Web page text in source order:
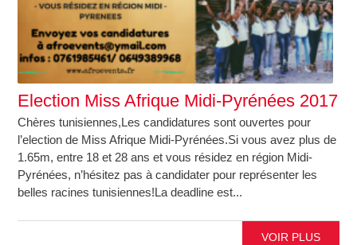
Election Miss Afrique Midi-Pyrénées 2017
Chères tunisiennes,Les candidatures sont ouvertes pour
l’election de Miss Afrique Midi-Pyrénées.Si vous avez plus de
1.65m, entre 18 et 28 ans et vous résidez en région Midi-
Pyrénées, n’hésitez pas à candidater pour représenter les
belles racines tunisiennes!La deadline est...
VOIR PLUS